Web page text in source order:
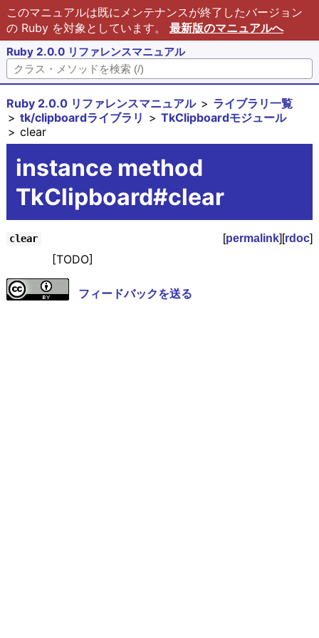
このマニュアルは既にメンテナンスが終了したバージョン
の Ruby を対象としています。 最新版のマニュアルへ
Ruby 2.0.0 リファレンスマニュアル
Ruby 2.0.0 リファレンスマニュアル
ライブラリ一覧
tk/clipboardライブラリ
TkClipboardモジュール
clear
instance method
TkClipboard#clear
clear [permalink][rdoc]
[TODO]
フィードバックを送る